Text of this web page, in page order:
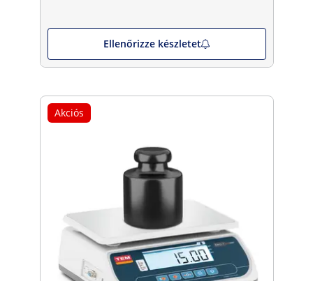
Ellenőrizze készletet
Akciós